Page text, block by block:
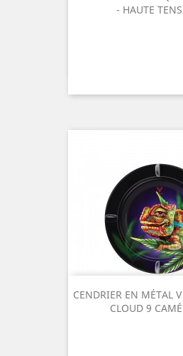
- HAUTE
CENDRIER EN MÉTAL
CLOUD 9